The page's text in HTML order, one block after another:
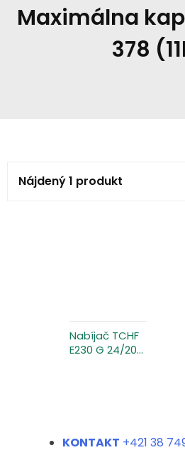
Maximálna
378
Nájdený 1 produkt
Nabíjač TCHF
E230 G 24/20-
KONTAKT +421 38